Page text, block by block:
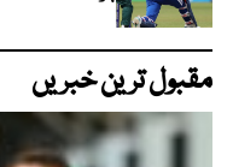
مقبول ترین خبریں